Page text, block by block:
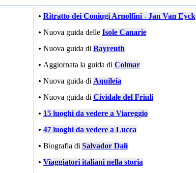
• Ritratto dei Coniugi Arnolfini - Jan Van Eyck
• Nuova guida delle Isole Canarie
• Nuova guida di Bayreuth
• Aggiornata la guida di Colmar
• Nuova guida di Aquileia
• Nuova guida di Cividale del Friuli
• 15 luoghi da vedere a Viareggio
• 47 luoghi da vedere a Lucca
• Biografia di Salvador Dalì
• Viaggiatori italiani nella storia